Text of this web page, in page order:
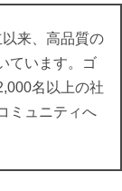
来、高品質の
ています。ゴ
名以上の社
ミュニティへ